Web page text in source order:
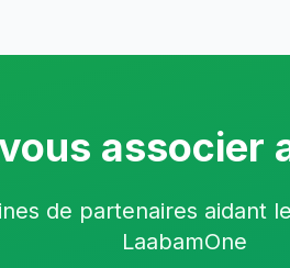
associer
de partenaires aidant
LaabamOne